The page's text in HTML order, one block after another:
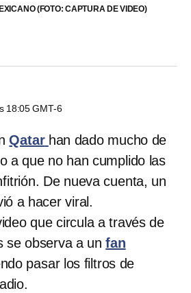
(FOTO: CAPTURA DE VIDEO)
18:05 GMT-6
Qatar han dado mucho de
a que no han cumplido las
De nueva cuenta, un
a hacer viral.
que circula a través de
se observa a unfan
pasar los filtros de